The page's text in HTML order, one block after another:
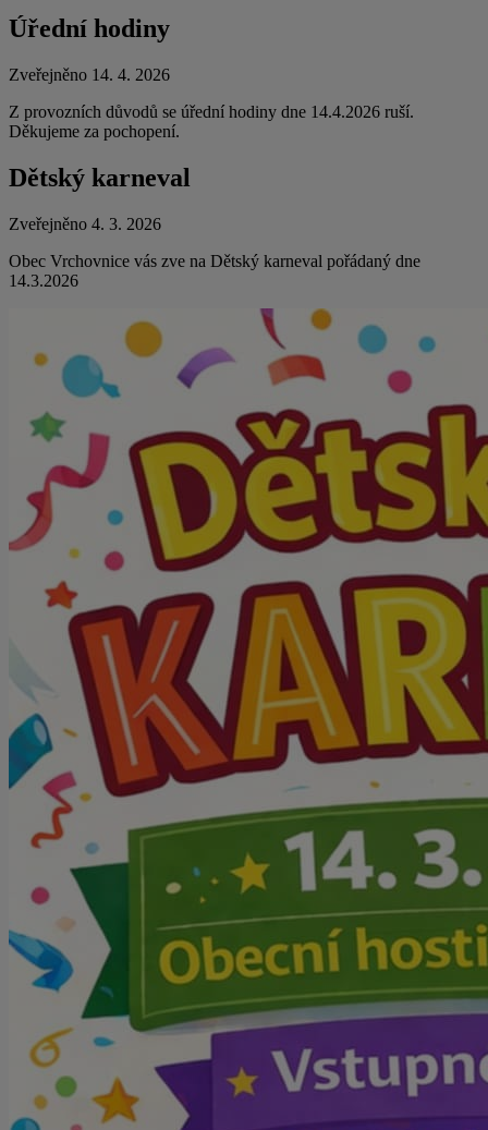
Úřední hodiny
Zveřejněno 14. 4. 2026
Z provozních důvodů se úřední hodiny dne 14.4.2026 ruší.
Děkujeme za pochopení.
Dětský karneval
Zveřejněno 4. 3. 2026
Obec Vrchovnice vás zve na Dětský karneval pořádaný dne
14.3.2026